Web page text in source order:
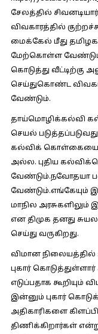
சேலத்தில்
விவகாரத்தில்
மைக்கேல் மீது தமிழக
மேற்கொள்ள வேண்டும்.
கொடுத்து வீட்டிற்கு
செய்துகொண்ட
வேண்டும்.
தாய்மொழிக்கல்வி
செயல்
கல்விக் கொள்கையை
அல்ல. புதிய
வேண்டும்.நவோதயா
வேண்டும்.எங்கேயும்
மாநில அரசுகளிலும்
என திமுக தனது
செய்து வருகிறது.
விமான
புகார்
எடுப்பதாக கூறியும்
இன்னும் புகார்
அதிகாரிகளை
திணிக்கிறார்கள்